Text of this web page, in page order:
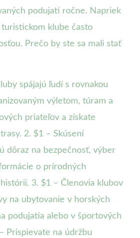
podujatí ročne. Napriek
klube často
Prečo by ste sa mali stať
spájajú ľudí s rovnakou
výletom, túram a
priateľov a získate
2. $1 – Skúsení
dôraz na bezpečnosť, výber
o prírodných
3. $1 – Členovia klubov
na ubytovanie v horských
podujatia alebo v športových
Prispievate na údržbu